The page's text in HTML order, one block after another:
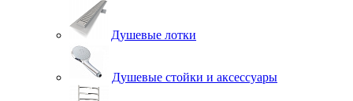
Душевые лотки
Душевые стойки и аксессуары